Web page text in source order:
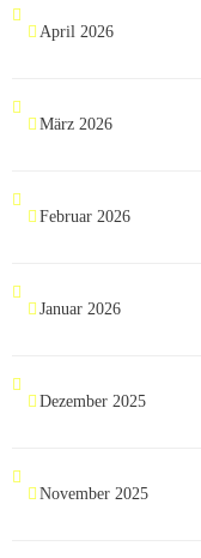
April 2026
März 2026
Februar 2026
Januar 2026
Dezember 2025
November 2025